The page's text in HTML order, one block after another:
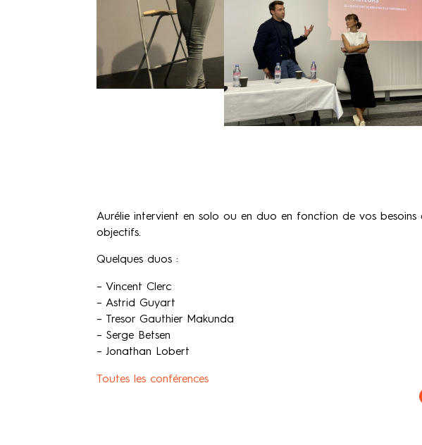
Aurélie intervient en solo ou en duo en fonction de vos besoins
objectifs.
Quelques duos :
– Vincent Clerc
– Astrid Guyart
– Tresor Gauthier Makunda
– Serge Betsen
– Jonathan Lobert
Toutes les conférences